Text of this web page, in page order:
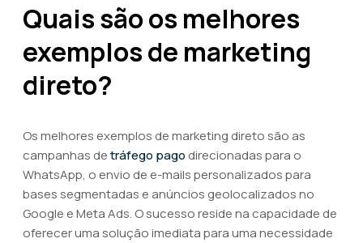
Quais são os melhores
exemplos de marketing
direto?
Os melhores exemplos de marketing direto são as
campanhas detráfego pago direcionadas para o
WhatsApp, o envio de e-mails personalizados para
bases segmentadas e anúncios geolocalizados no
Google e Meta Ads. O sucesso reside na capacidade de
oferecer uma solução imediata para uma necessidade